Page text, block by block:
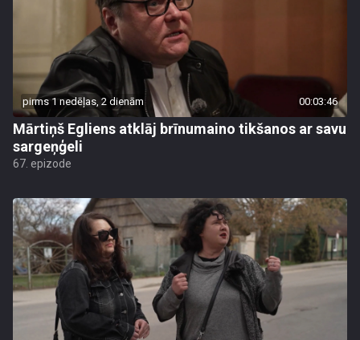
pirms 1 nedēļas, 2 dienām 00:03:46
Mārtiņš Egliens atklāj brīnumaino tikšanos ar savu
sargeņģeli
67. epizode